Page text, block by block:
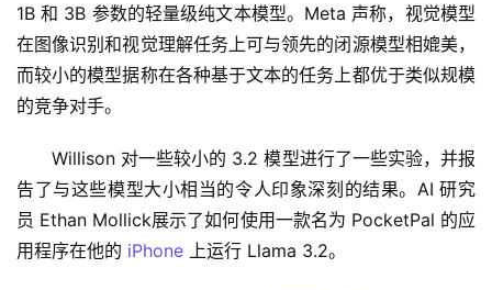
1B 和 3B 参数的轻量级纯文本模型。Meta 声称，视觉模型
在图像识别和视觉理解任务上可与领先的闭源模型相媲美，
而较小的模型据称在各种基于文本的任务上都优于类似规模
的竞争对手。
Willison 对一些较小的 3.2 模型进行了一些实验，并报
告了与这些模型大小相当的令人印象深刻的结果。AI 研究
员 Ethan Mollick展示了如何使用一款名为 PocketPal 的应
用程序在他的 iPhone 上运行 Llama 3.2。